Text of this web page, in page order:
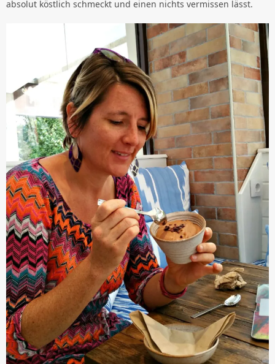
absolut köstlich schmeckt und einen nichts vermissen lässt.